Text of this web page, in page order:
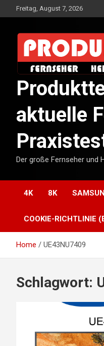
to
Freitag, August 7, 2026
aktuelle
Der große Fernseher und
4K 8K
COOKIE-RICHTLINIE
Home UE43NU7409
Schlagwort: